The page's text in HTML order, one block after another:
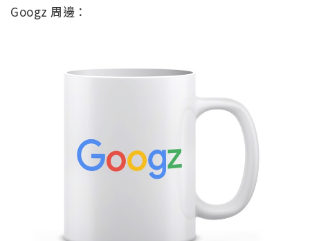
Googz 周邊：